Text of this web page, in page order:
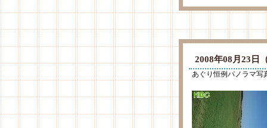
2008年08月23
あぐり恒例パノラマ